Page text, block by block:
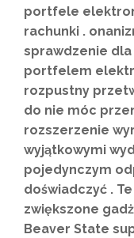
portfele
rachunki .
sprawdzenie
portfelem
rozpustny
do nie móc
rozszerzenie
wyjątkowymi
pojedynczym
doświadczyć .
zwiększone
Beaver State